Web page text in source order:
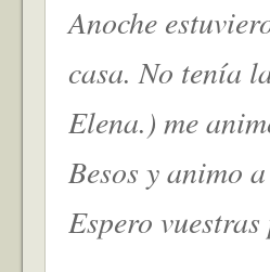
Anoche
casa. No tenía
Elena.) me
Besos y animo
Espero